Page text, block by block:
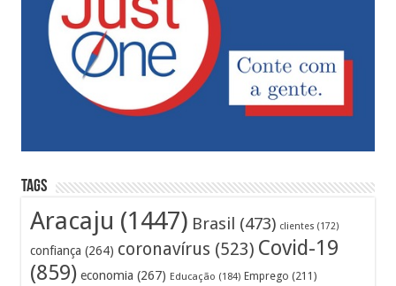
Tags
Aracaju (1447) Brasil (473) clientes (172)
confiança (264) coronavírus (523) Covid-19
(859) economia (267) Educação (184) Emprego (211)